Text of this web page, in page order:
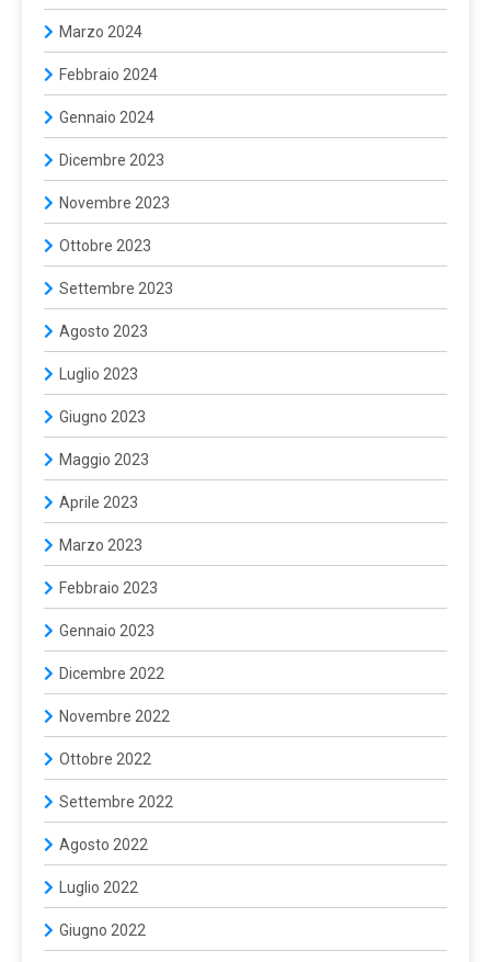
Marzo 2024
Febbraio 2024
Gennaio 2024
Dicembre 2023
Novembre 2023
Ottobre 2023
Settembre 2023
Agosto 2023
Luglio 2023
Giugno 2023
Maggio 2023
Aprile 2023
Marzo 2023
Febbraio 2023
Gennaio 2023
Dicembre 2022
Novembre 2022
Ottobre 2022
Settembre 2022
Agosto 2022
Luglio 2022
Giugno 2022